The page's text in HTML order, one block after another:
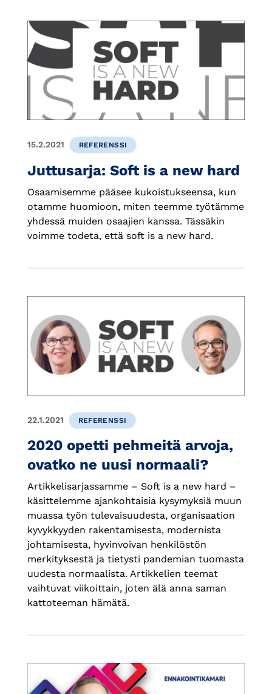
15.2.2021 REFERENSSI
Juttusarja: Soft is a new hard
Osaamisemme pääsee kukoistukseensa, kun
otamme huomioon, miten teemme työtämme
yhdessä muiden osaajien kanssa. Tässäkin
voimme todeta, että soft is a new hard.
22.1.2021 REFERENSSI
2020 opetti pehmeitä arvoja,
ovatko ne uusi normaali?
Artikkelisarjassamme – Soft is a new hard –
käsittelemme ajankohtaisia kysymyksiä muun
muassa työn tulevaisuudesta, organisaation
kyvykkyyden rakentamisesta, modernista
johtamisesta, hyvinvoivan henkilöstön
merkityksestä ja tietysti pandemian tuomasta
uudesta normaalista. Artikkelien teemat
vaihtuvat viikoittain, joten älä anna saman
kattoteeman hämätä.